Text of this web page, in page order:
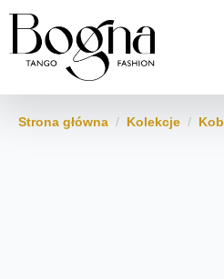
Strona główna Kolekcje